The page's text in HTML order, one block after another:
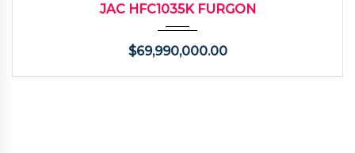
JAC HFC1035K FURGON
$69,990,000.00